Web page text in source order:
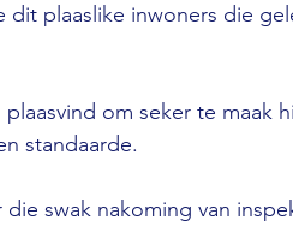
dit plaaslike inwoners die
om seker te maak
standaarde.
swak nakoming van